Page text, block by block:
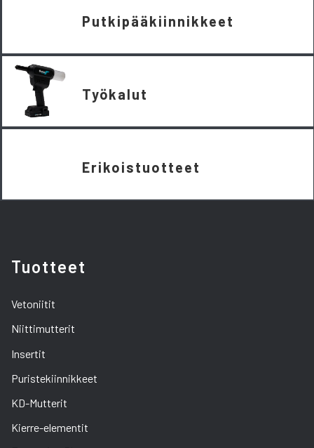
Putkipääkiinnikkeet
Työkalut
Erikoistuotteet
Tuotteet
Vetoniitit
Niittimutterit
Insertit
Puristekiinnikkeet
KD-Mutterit
Kierre-elementit